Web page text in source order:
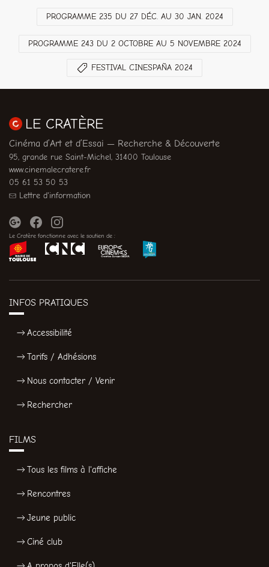
PROGRAMME 235 DU 27 DÉC. AU 30 JAN. 2024
PROGRAMME 243 DU 2 OCTOBRE AU 5 NOVEMBRE 2024
FESTIVAL CINESPAÑA 2024
LE CRATÈRE
Cinéma d’Art et d’Essai — Recherche & Découverte
95, grande rue Saint-Michel, 31400 Toulouse
www.cinemalecratere.fr
05 61 53 50 53
Lettre d'information
Le Cratère fonctionne avec le soutien de :
INFOS PRATIQUES
Accessibilité
Tarifs / Adhésions
Nous contacter / Venir
Rechercher
FILMS
Tous les films à l'affiche
Rencontres
Jeune public
Ciné club